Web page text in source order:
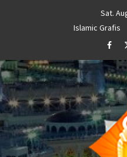
Sat.
Islamic Grafis